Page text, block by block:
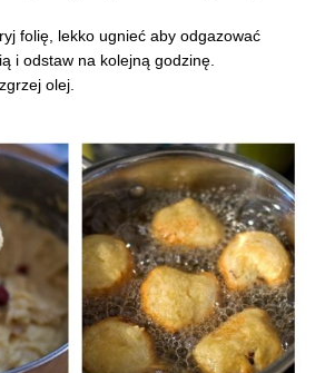
folię, lekko ugnieć aby odgazować
i odstaw na kolejną godzinę.
olej.